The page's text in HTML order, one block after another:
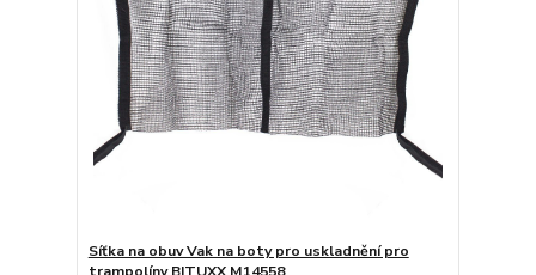
Síťka na obuv Vak na boty pro uskladnění pro